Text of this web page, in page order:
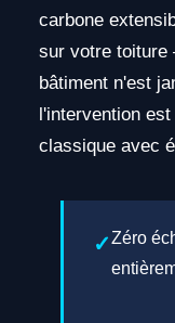
carbone
sur votre
bâtiment n'est
l'intervention
classique avec
Zéro